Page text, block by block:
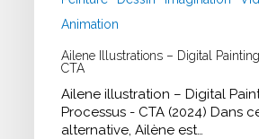
Animation
Ailene Illustrations – Digital
CTA
Ailene illustration – Digital
Processus - CTA (2024) Dans
alternative, Ailène est…